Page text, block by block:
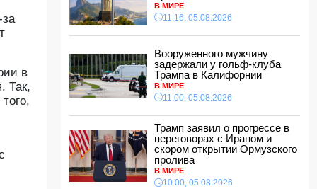
в
Так,
15:48, 05.08.2026
УЕФА ввел новые правила по желтым
карточкам в еврокубках
ВС РФ взяли под контроль два населенных
пункта
15:08, 05.08.2026
Тахир Будагов посетил Азербайджанское
общество Красного Полумесяца
15:00, 05.08.2026
Ученые предложили амбициозный план по
спасению Земли после гибели Солнца
14:48, 05.08.2026
В МИРЕ
11:16, 05.08.2026
Вооруженного мужчину
задержали у гольф-клуба
Трампа в Калифорнии
В МИРЕ
11:00, 05.08.2026
Трамп заявил о прогрессе в
переговорах с Ираном и
скором открытии Ормузского
пролива
В МИРЕ
10:00, 05.08.2026